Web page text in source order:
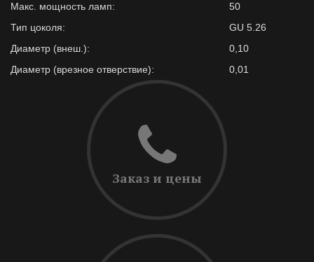
Макс. мощность ламп:
50
Тип цоколя:
GU 5.26
Диаметр (внеш.):
0,10
Диаметр (врезное отверствие):
0,01
Заказ и цены